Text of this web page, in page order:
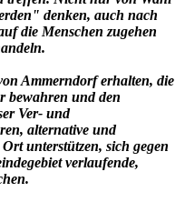
denken, auch nach
die Menschen zugehen
Ammerndorf erhalten, die
bewahren und den
Ver- und
alternative und
unterstützen, sich gegen
verlaufende,